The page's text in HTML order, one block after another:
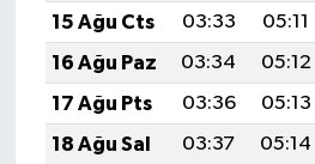
15 Ağu Cts
03:33 05:11
16 Ağu Paz
03:34 05:12
17 Ağu Pts
03:36 05:13
18 Ağu Sal
03:37 05:14